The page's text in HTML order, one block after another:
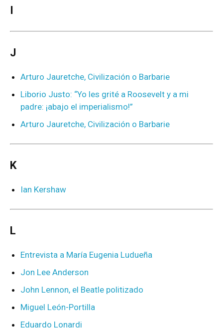
I
J
Arturo Jauretche, Civilización o Barbarie
Liborio Justo: “Yo les grité a Roosevelt y a mi
padre: ¡abajo el imperialismo!”
Arturo Jauretche, Civilización o Barbarie
K
Ian Kershaw
L
Entrevista a María Eugenia Ludueña
Jon Lee Anderson
John Lennon, el Beatle politizado
Miguel León-Portilla
Eduardo Lonardi